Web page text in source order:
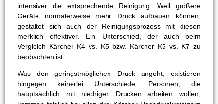
intensiver die entsprechende Reinigung. Weil größere
Geräte normalerweise mehr Druck aufbauen können,
gestaltet sich auch der Reinigungsprozess mit diesen
merklich effektiver. Ein Unterschied, der auch beim
Vergleich Kärcher K4 vs. K5 bzw. Kärcher K5 vs. K7 zu
beobachten ist.
Was den geringstmöglichen Druck angeht, existieren
hingegen keinerlei Unterschiede. Personen, die
hauptsächlich mit niedrigen Drucken arbeiten wollen,